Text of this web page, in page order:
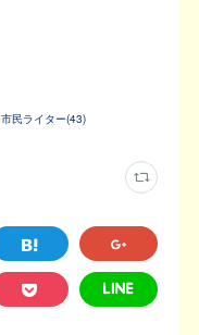
市民ライター(43)